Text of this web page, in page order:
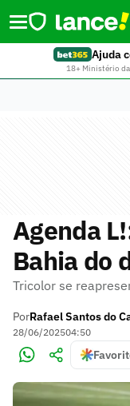
Ajuda
18+ Ministério
Agenda
Bahia do
Tricolor se
PorRafael Santos do
28/06/202504:50